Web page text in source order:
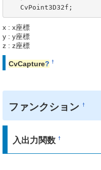
   CvPoint3D32f;
x : x座標
y : y座標
z : z座標
CvCapture? †
ファンクション†
入出力関数†